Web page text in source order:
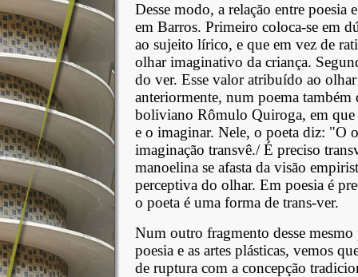
Desse modo, a relação entre
em Barros. Primeiro coloca-se em
ao sujeito lírico, e que em vez de
olhar imaginativo da criança.
do ver. Esse valor atribuído ao
anteriormente, num poema
boliviano Rômulo Quiroga, em que
e o imaginar. Nele, o poeta diz: "O
imaginação transvê./ É preciso
manoelina se afasta da visão
perceptiva do olhar. Em poesia é
o poeta é uma forma de trans-ver.
Num outro fragmento desse
poesia e as artes plásticas, vemos
de ruptura com a concepção